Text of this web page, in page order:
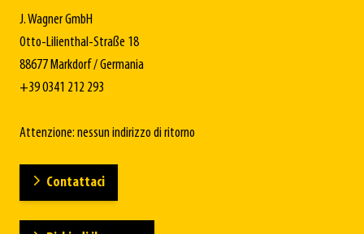
J. Wagner GmbH
Otto-Lilienthal-Straße 18
88677 Markdorf / Germania
+39 0341 212 293
Attenzione: nessun indirizzo di ritorno
Contattaci